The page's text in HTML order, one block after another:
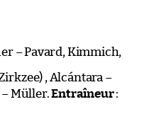
– Pavard, Kimmich,
, Alcántara –
– Müller.Entraîneur: